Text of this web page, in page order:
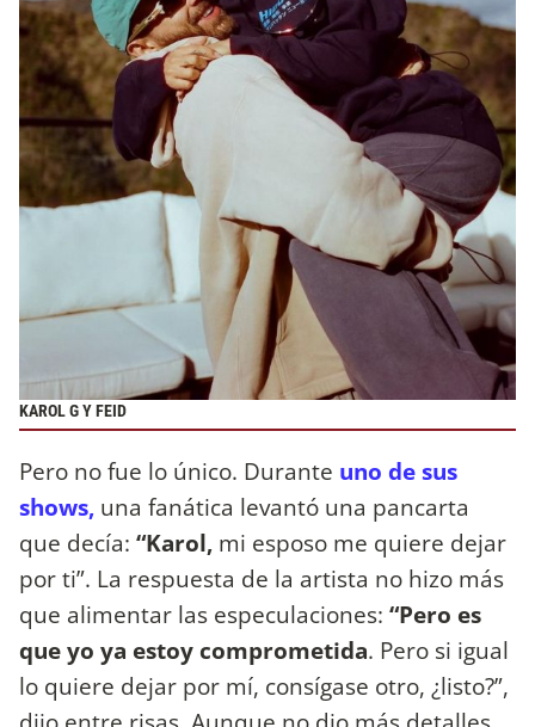
KAROL G Y FEID
Pero no fue lo único. Durante uno de sus
shows, una fanática levantó una pancarta
que decía: “Karol, mi esposo me quiere dejar
por ti”. La respuesta de la artista no hizo más
que alimentar las especulaciones: “Pero es
que yo ya estoy comprometida. Pero si igual
lo quiere dejar por mí, consígase otro, ¿listo?”,